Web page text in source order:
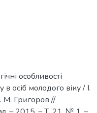
особливості
осіб молодого віку / І.
М. Григоров //